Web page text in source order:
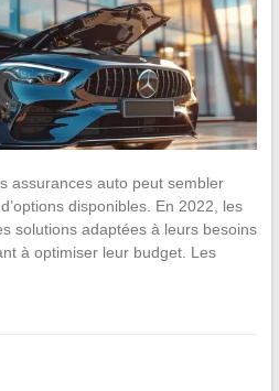
assurances auto peut sembler
disponibles. En 2022, les
solutions adaptées à leurs besoins
à optimiser leur budget. Les